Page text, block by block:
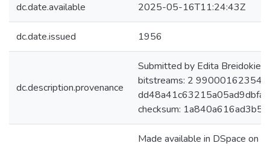
dc.date.available 2025-05-16T11:24:43Z
dc.date.issued 1956
dc.description.provenance
Submitted by Edita
bitstreams: 2
checksum:
Made available in DSpace on